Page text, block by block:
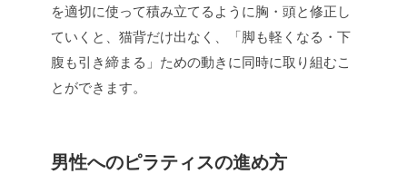
を適切に使って積み立てるように胸・頭と修正し
ていくと、猫背だけ出なく、「脚も軽くなる・下
腹も引き締まる」ための動きに同時に取り組むこ
とができます。
男性へのピラティスの進め方